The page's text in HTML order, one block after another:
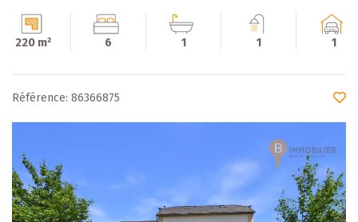
220 m² 6 1 1 1
Référence: 86366875